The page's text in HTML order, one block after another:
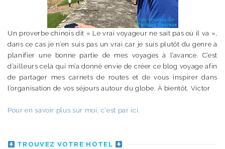
Un proverbe chinois dit « Le vrai voyageur ne sait pas où il va »,
dans ce cas je n’en suis pas un vrai car je suis plutôt du genre à
planifier une bonne partie de mes voyages à l’avance. C’est
d’ailleurs cela qui m’a donné envie de créer ce blog voyage afin
de partager mes carnets de routes et de vous inspirer dans
l’organisation de vos séjours autour du globe. À bientôt. Victor
Pour en savoir plus sur moi, c'est par ici.
TROUVEZ VOTRE HÔTEL